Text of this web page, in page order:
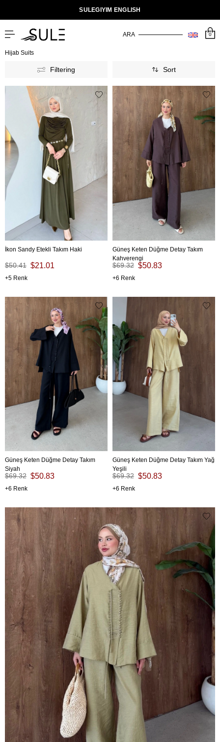
SULEGIYIM ENGLISH
0
Hijab Suits
Filtering Sort
İkon Sandy Etekli Takım Haki
$21.01
$50.41
5
Güneş Keten Düğme Detay Takım
Kahverengi
$50.83
$69.32
6
Güneş Keten Düğme Detay Takım
Siyah
$50.83
$69.32
6
Güneş Keten Düğme Detay Takım Yağ
Yeşili
$50.83
$69.32
6